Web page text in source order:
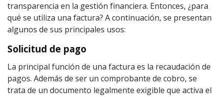
transparencia en la gestión financiera. Entonces, ¿para
qué se utiliza una factura? A continuación, se presentan
algunos de sus principales usos:
Solicitud de pago
La principal función de una factura es la recaudación de
pagos. Además de ser un comprobante de cobro, se
trata de un documento legalmente exigible que activa el